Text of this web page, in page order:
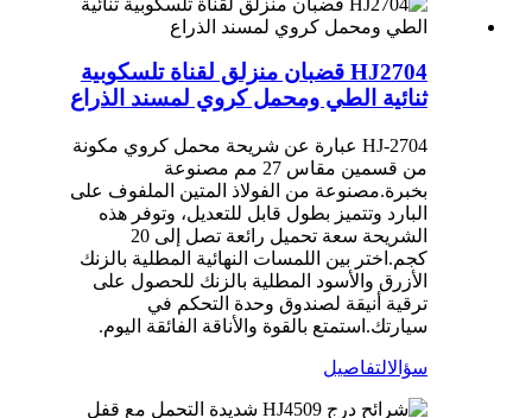
HJ2704 قضبان منزلق لقناة تلسكوبية
ثنائية الطي ومحمل كروي لمسند الذراع
HJ-2704 عبارة عن شريحة محمل كروي مكونة
من قسمين مقاس 27 مم مصنوعة
بخبرة.مصنوعة من الفولاذ المتين الملفوف على
البارد وتتميز بطول قابل للتعديل، وتوفر هذه
الشريحة سعة تحميل رائعة تصل إلى 20
كجم.اختر بين اللمسات النهائية المطلية بالزنك
الأزرق والأسود المطلية بالزنك للحصول على
ترقية أنيقة لصندوق وحدة التحكم في
سيارتك.استمتع بالقوة والأناقة الفائقة اليوم.
سؤالالتفاصيل